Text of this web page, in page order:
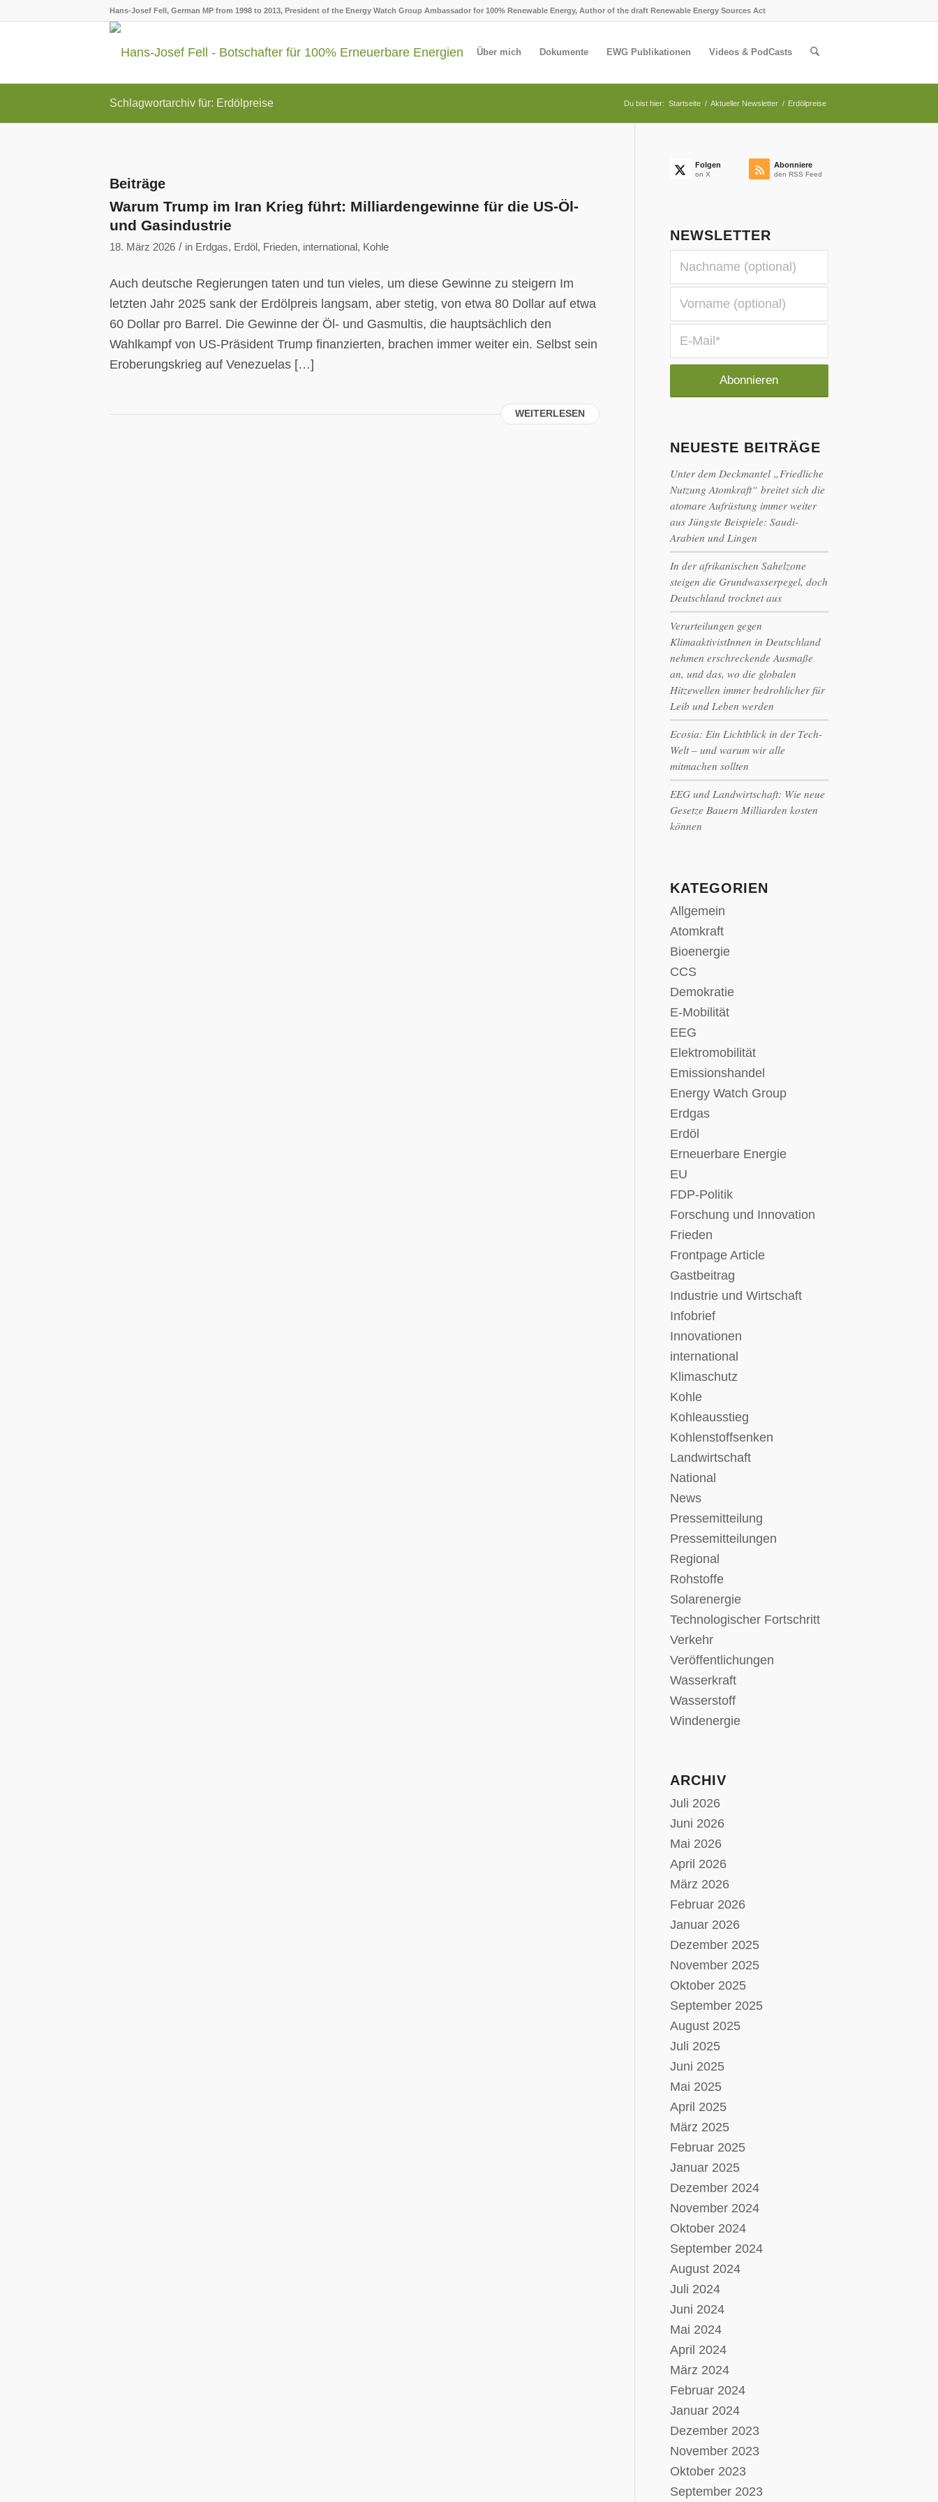
Hans-Josef Fell, German MP from 1998 to 2013, President of the Energy Watch Group Ambassador for 100% Renewable Energy, Author of the draft Renewable Energy Sources Act
Über mich Dokumente EWG Publikationen Videos & PodCasts
Schlagwortarchiv für: Erdölpreise Du bist hier: Startseite / Aktueller Newsletter / Erdölpreise
Beiträge
Warum Trump im Iran Krieg führt: Milliardengewinne für die US-Öl-
und Gasindustrie
18. März 2026 / in Erdgas, Erdöl , Frieden, international , Kohle
Auch deutsche Regierungen taten und tun vieles, um diese Gewinne zu steigern Im
letzten Jahr 2025 sank der Erdölpreis langsam, aber stetig, von etwa 80 Dollar auf etwa
60 Dollar pro Barrel. Die Gewinne der Öl- und Gasmultis, die hauptsächlich den
Wahlkampf von US-Präsident Trump finanzierten, brachen immer weiter ein. Selbst sein
Eroberungskrieg auf Venezuelas […]
WEITERLESEN
Folgen
on X
Abonniere
den RSS Feed
NEWSLETTER
NEUESTE BEITRÄGE
Unter dem Deckmantel „Friedliche
Nutzung Atomkraft“ breitet sich die
atomare Aufrüstung immer weiter
aus Jüngste Beispiele: Saudi-
Arabien und Lingen
In der afrikanischen Sahelzone
steigen die Grundwasserpegel, doch
Deutschland trocknet aus
Verurteilungen gegen
KlimaaktivistInnen in Deutschland
nehmen erschreckende Ausmaße
an, und das, wo die globalen
Hitzewellen immer bedrohlicher für
Leib und Leben werden
Ecosia: Ein Lichtblick in der Tech-
Welt – und warum wir alle
mitmachen sollten
EEG und Landwirtschaft: Wie neue
Gesetze Bauern Milliarden kosten
können
KATEGORIEN
Allgemein
Atomkraft
Bioenergie
CCS
Demokratie
E-Mobilität
EEG
Elektromobilität
Emissionshandel
Energy Watch Group
Erdgas
Erdöl
Erneuerbare Energie
EU
FDP-Politik
Forschung und Innovation
Frieden
Frontpage Article
Gastbeitrag
Industrie und Wirtschaft
Infobrief
Innovationen
international
Klimaschutz
Kohle
Kohleausstieg
Kohlenstoffsenken
Landwirtschaft
National
News
Pressemitteilung
Pressemitteilungen
Regional
Rohstoffe
Solarenergie
Technologischer Fortschritt
Verkehr
Veröffentlichungen
Wasserkraft
Wasserstoff
Windenergie
ARCHIV
Juli 2026
Juni 2026
Mai 2026
April 2026
März 2026
Februar 2026
Januar 2026
Dezember 2025
November 2025
Oktober 2025
September 2025
August 2025
Juli 2025
Juni 2025
Mai 2025
April 2025
März 2025
Februar 2025
Januar 2025
Dezember 2024
November 2024
Oktober 2024
September 2024
August 2024
Juli 2024
Juni 2024
Mai 2024
April 2024
März 2024
Februar 2024
Januar 2024
Dezember 2023
November 2023
Oktober 2023
September 2023